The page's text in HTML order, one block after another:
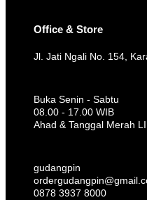
Office & Store
Jl. Jati Ngali No. 154,
Buka Senin - Sabtu
08.00 - 17.00 WIB
Ahad & Tanggal Merah
gudangpin
0878 3937 8000